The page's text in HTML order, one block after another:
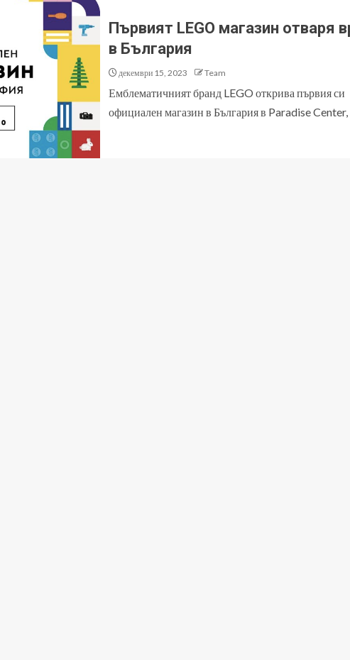
Първият LEGO магазин отваря
в България
декември 15, 2023 Team
Емблематичният бранд LEGO открива първия си
официален магазин в България в Paradise Center,